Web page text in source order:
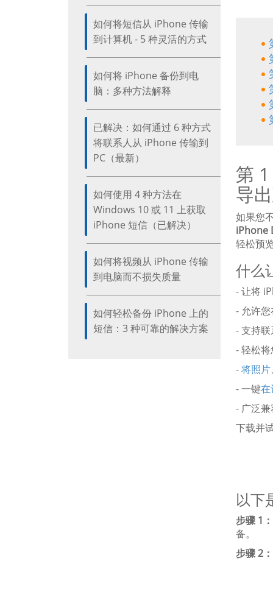
如何将短信从 iPhone 传输
到计算机 - 5 种灵活的方式
如何将 iPhone 备份到电
脑：多种方法解释
已解决：如何通过 6 种方式
将联系人从 iPhone 传输到
PC（最新）
如何使用 4 种方法在
Windows 10 或 11 上获取
iPhone 短信（已解决）
如何将视频从 iPhone 传输
到电脑而不损失质量
如何轻松备份 iPhone 上的
短信：3 种可靠的解决方案
第
导
如果您
iPhone
轻松预
什么
- 让将
- 允许您
- 支持联
- 轻松将
-将照片
- 一键
- 广泛兼
下载并
以下
步骤 1：
备。
步骤 2：